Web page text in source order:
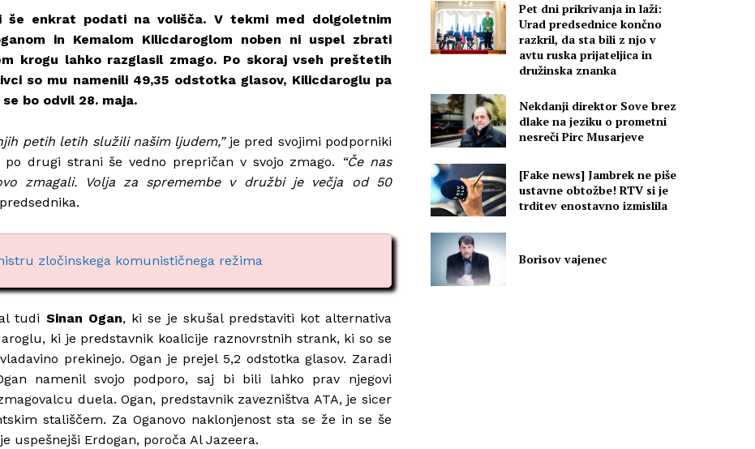
enkrat podati na volišča. V tekmi med dolgoletnim
in Kemalom Kilicdaroglom noben ni uspel zbrati
krogu lahko razglasil zmago. Po skoraj vseh preštetih
so mu namenili 49,35 odstotka glasov, Kilicdaroglu pa
bo odvil 28. maja.
petih letih služili našim ljudem,”je pred svojimi podporniki
po drugi strani še vedno prepričan v svojo zmago.
“Če nas
zmagali. Volja za spremembe v družbi je večja od 50
zločinskega komunističnega režima
tudi Sinan Ogan, ki se je skušal predstaviti kot alternativa
ki je predstavnik koalicije raznovrstnih strank, ki so se
prekinejo. Ogan je prejel 5,2 odstotka glasov. Zaradi
namenil svojo podporo, saj bi bili lahko prav njegovi
duela. Ogan, predstavnik zavezništva ATA, je sicer
stališčem. Za Oganovo naklonjenost sta se že in se še
uspešnejši Erdogan, poroča Al Jazeera.
Pet dni prikrivanja in laži:
Urad predsednice končno
razkril, da sta bili z njo v
avtu ruska prijateljica in
družinska znanka
Nekdanji direktor Sove brez
dlake na jeziku o prometni
nesreči Pirc Musarjeve
[Fake news] Jambrek ne piše
ustavne obtožbe! RTV si je
trditev enostavno izmislila
Borisov vajenec